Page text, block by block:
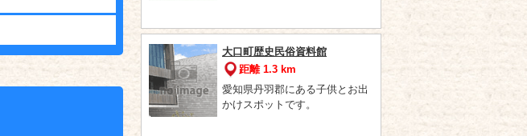
大口町歴史民俗資料館
距離 1.3 km
愛知県丹羽郡にある子供とお出
かけスポットです。